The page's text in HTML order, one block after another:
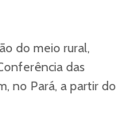
do meio rural,
das
no Pará, a partir do